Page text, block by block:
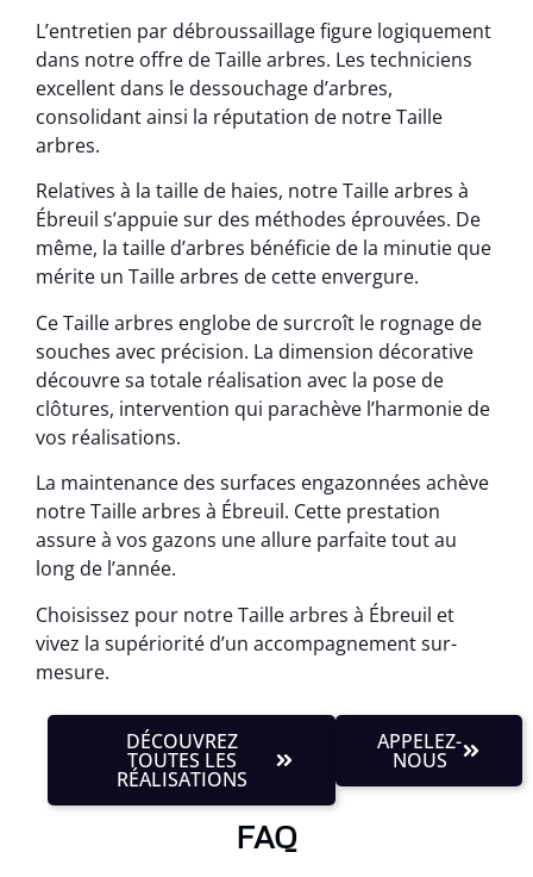
L’entretien par débroussaillage figure logiquement
dans notre offre de Taille arbres. Les techniciens
excellent dans le dessouchage d’arbres,
consolidant ainsi la réputation de notre Taille
arbres.
Relatives à la taille de haies, notre Taille arbres à
Ébreuil s’appuie sur des méthodes éprouvées. De
même, la taille d’arbres bénéficie de la minutie que
mérite un Taille arbres de cette envergure.
Ce Taille arbres englobe de surcroît le rognage de
souches avec précision. La dimension décorative
découvre sa totale réalisation avec la pose de
clôtures, intervention qui parachève l’harmonie de
vos réalisations.
La maintenance des surfaces engazonnées achève
notre Taille arbres à Ébreuil. Cette prestation
assure à vos gazons une allure parfaite tout au
long de l’année.
Choisissez pour notre Taille arbres à Ébreuil et
vivez la supériorité d’un accompagnement sur-
mesure.
DÉCOUVREZ
TOUTES LES
RÉALISATIONS
APPELEZ-
NOUS
FAQ